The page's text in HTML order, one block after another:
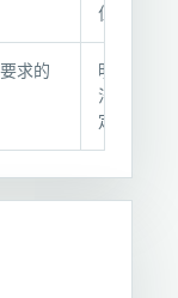
位布局和
求的
明确检测
法、抽样
定标准